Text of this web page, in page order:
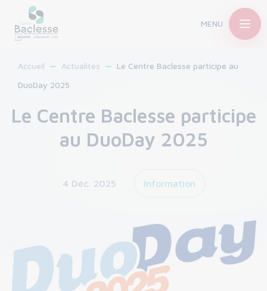
MENU
Accueil Actualités
Le Centre Baclesse participe au
DuoDay 2025
Le Centre Baclesse participe
au DuoDay 2025
4 Déc. 2025 Information